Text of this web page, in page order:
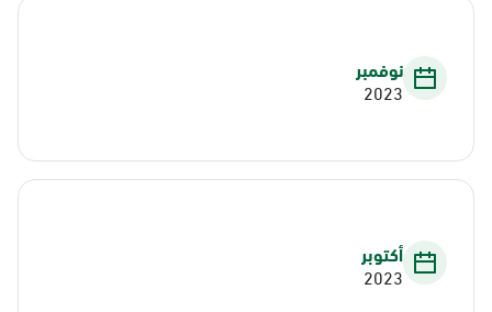
نوفمبر
2023
أكتوبر
2023